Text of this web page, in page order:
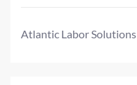
Atlantic Labor Solutions